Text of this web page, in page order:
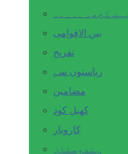
بہت کچھ۔ ۔۔۔۔۔
بین الاقوامی
تفریح
ریاستوں سے
مضامین
کھیل کود
کاروبار
ہندوستان